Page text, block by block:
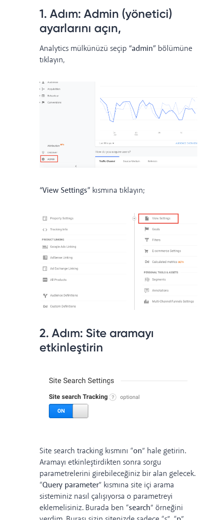
1. Adım: Admin (yönetici)
ayarlarını açın,
Analytics mülkünüzü seçip “admin” bölümüne
tıklayın,
“View Settings” kısmına tıklayın;
2. Adım: Site aramayı
etkinleştirin
Site search tracking kısmını “on” hale getirin.
Aramayı etkinleştirdikten sonra sorgu
parametrelerini girebileceğiniz bir alan gelecek.
“Query parameter” kısmına site içi arama
sisteminiz nasıl çalışıyorsa o parametreyi
eklemelisiniz. Burada ben “search” örneğini